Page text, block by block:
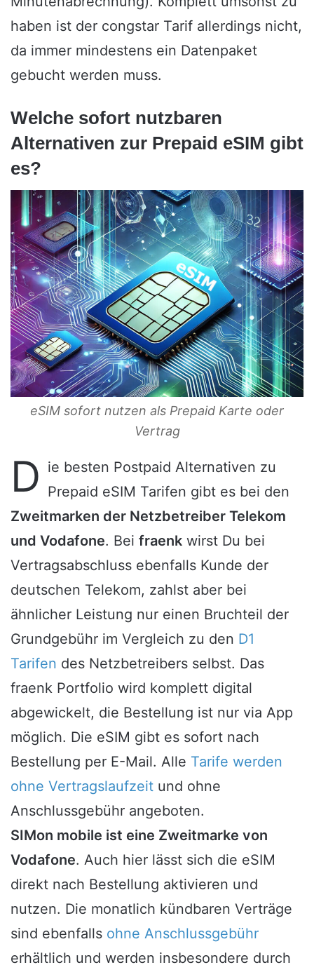
haben ist der congstar Tarif allerdings nicht,
da immer mindestens ein Datenpaket
gebucht werden muss.
Welche sofort nutzbaren
Alternativen zur Prepaid eSIM gibt
es?
eSIM sofort nutzen als Prepaid Karte oder
Vertrag
D ie besten Postpaid Alternativen zu
Prepaid eSIM Tarifen gibt es bei den
Zweitmarken der Netzbetreiber Telekom
und Vodafone. Bei fraenk wirst Du bei
Vertragsabschluss ebenfalls Kunde der
deutschen Telekom, zahlst aber bei
ähnlicher Leistung nur einen Bruchteil der
Grundgebühr im Vergleich zu den D1
Tarifen des Netzbetreibers selbst. Das
fraenk Portfolio wird komplett digital
abgewickelt, die Bestellung ist nur via App
möglich. Die eSIM gibt es sofort nach
Bestellung per E-Mail. Alle Tarife werden
ohne Vertragslaufzeit und ohne
Anschlussgebühr angeboten.
SIMon mobile ist eine Zweitmarke von
Vodafone. Auch hier lässt sich die eSIM
direkt nach Bestellung aktivieren und
nutzen. Die monatlich kündbaren Verträge
sind ebenfalls ohne Anschlussgebühr
erhältlich und werden insbesondere durch